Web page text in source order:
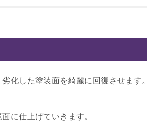
化した塗装面を綺麗に回復させます。
に仕上げていきます。